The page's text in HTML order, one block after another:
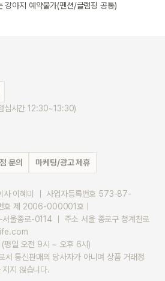
강아지 예약불가(펜션/글램핑 공통)
시간 12:30~13:30)
문의 마케팅/광고 제휴
사 이혜미 ｜ 사업자등록번호 573-87-
호 제 2006-000001호 |
울종로-0114 ｜ 주소 서울 종로구 청계천로
일 오전 9시 ~ 오후 6시)
서 통신판매의 당사자가 아니며 상품 거래정
지 않습니다.